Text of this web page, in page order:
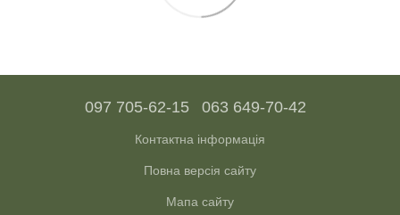
097 705-62-15 063 649-70-42
Контактна інформація
Повна версія сайту
Мапа сайту